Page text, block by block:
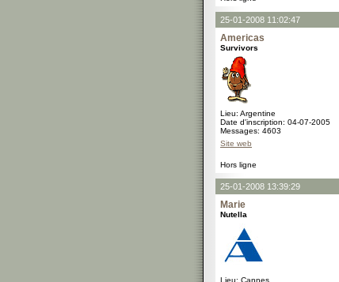
25-01-2008 11:02:47
Americas
Survivors
Lieu: Argentine
Date d'inscription: 04-07-2005
Messages: 4603
Site web
Hors ligne
25-01-2008 13:39:29
Marie
Nutella
Lieu: Cannes